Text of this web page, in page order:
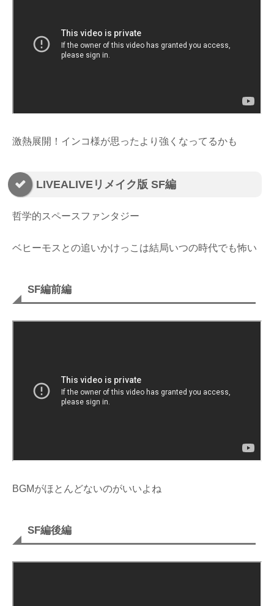
激熱展開！インコ様が思ったより強くなってるかも
LIVEALIVEリメイク版 SF編
哲学的スペースファンタジー
ベヒーモスとの追いかけっこは結局いつの時代でも怖い
SF編前編
BGMがほとんどないのがいいよね
SF編後編